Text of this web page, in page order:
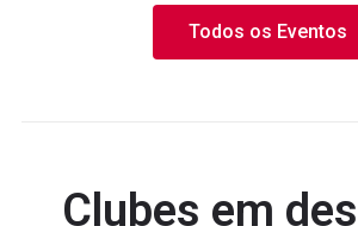
Todos os Eventos
Clubes em